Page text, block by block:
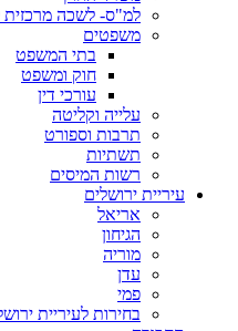
למ"ס- לשכה
משפטים
בתי המשפט
חוק ומשפט
עורכי דין
עלייה וקליטה
תרבות וספורט
תשתיות
רשות המיסים
עיריית ירושלים
אריאל
הגיחון
מוריה
עדן
פמי
בחירות לעיריית